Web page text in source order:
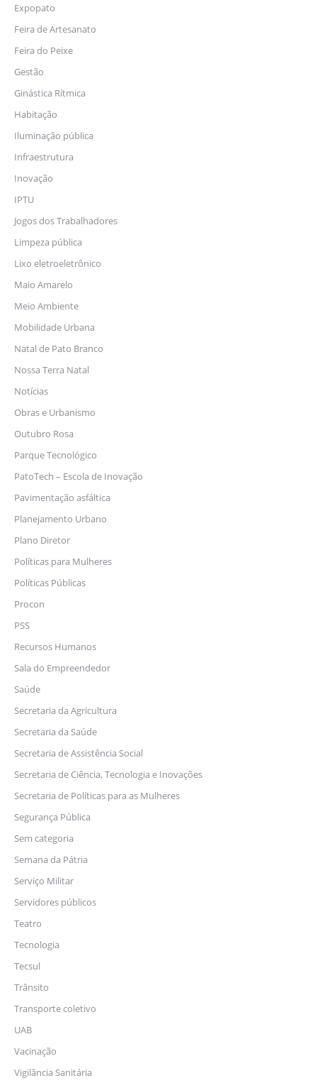
Expopato
Feira de Artesanato
Feira do Peixe
Gestão
Ginástica Rítmica
Habitação
Iluminação pública
Infraestrutura
Inovação
IPTU
Jogos dos Trabalhadores
Limpeza pública
Lixo eletroeletrônico
Maio Amarelo
Meio Ambiente
Mobilidade Urbana
Natal de Pato Branco
Nossa Terra Natal
Notícias
Obras e Urbanismo
Outubro Rosa
Parque Tecnológico
PatoTech – Escola de Inovação
Pavimentação asfáltica
Planejamento Urbano
Plano Diretor
Políticas para Mulheres
Políticas Públicas
Procon
PSS
Recursos Humanos
Sala do Empreendedor
Saúde
Secretaria da Agricultura
Secretaria da Saúde
Secretaria de Assistência Social
Secretaria de Ciência, Tecnologia e Inovações
Secretaria de Políticas para as Mulheres
Segurança Pública
Sem categoria
Semana da Pátria
Serviço Militar
Servidores públicos
Teatro
Tecnologia
Tecsul
Trânsito
Transporte coletivo
UAB
Vacinação
Vigilância Sanitária